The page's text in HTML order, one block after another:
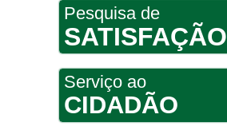
Pesquisa de
SATISFAÇÃO
Serviço ao
CIDADÃO